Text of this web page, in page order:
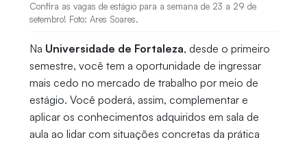
Confira as vagas de estágio para a semana de 23 a 29 de
setembro! Foto: Ares Soares.
Na Universidade de Fortaleza, desde o primeiro
semestre, você tem a oportunidade de ingressar
mais cedo no mercado de trabalho por meio de
estágio. Você poderá, assim, complementar e
aplicar os conhecimentos adquiridos em sala de
aula ao lidar com situações concretas da prática